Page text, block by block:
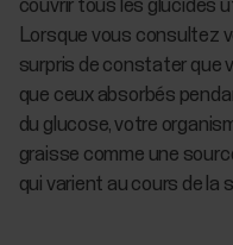
couvrir tous les glucides
Lorsque vous consultez
surpris de constater que
que ceux absorbés
du glucose, votre
graisse comme une
qui varient au cours de la